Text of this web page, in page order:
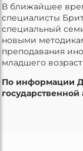
В ближайшее
специалисты
специальный
новыми
преподавания
младшего
По информации